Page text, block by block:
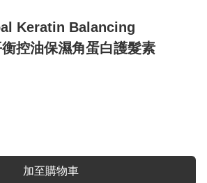
Keratin Balancing
控油保濕角蛋白護髮素
加至購物車